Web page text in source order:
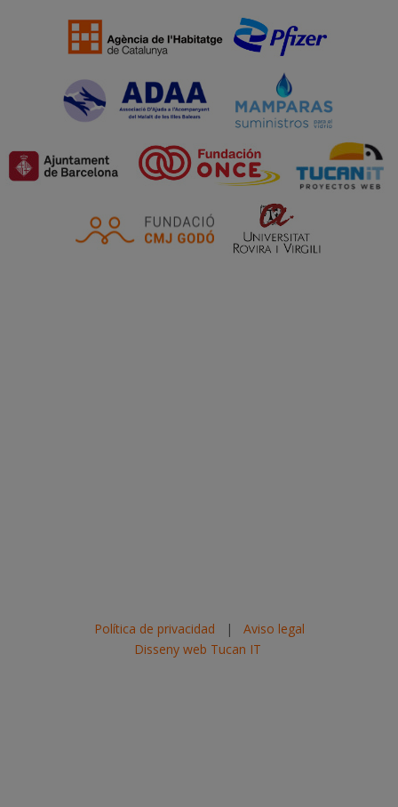
Política de privacidad | Aviso legal
Disseny web Tucan IT